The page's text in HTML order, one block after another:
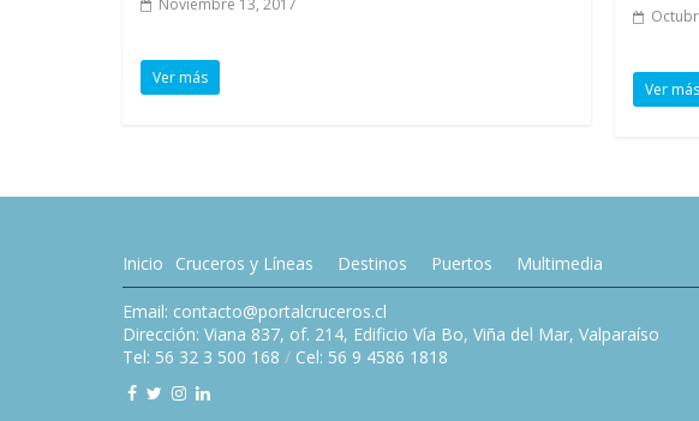
Ver más
Ver más
Inicio Cruceros y Líneas Destinos Puertos Multimedia
Email: contacto@portalcruceros.cl
Dirección: Viana 837, of. 214, Edificio Vía Bo, Viña del Mar, Valparaíso
Tel: 56 32 3 500 168 / Cel: 56 9 4586 1818